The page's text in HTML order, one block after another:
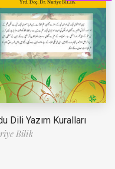
Dili Yazım Kuralları
Bilik